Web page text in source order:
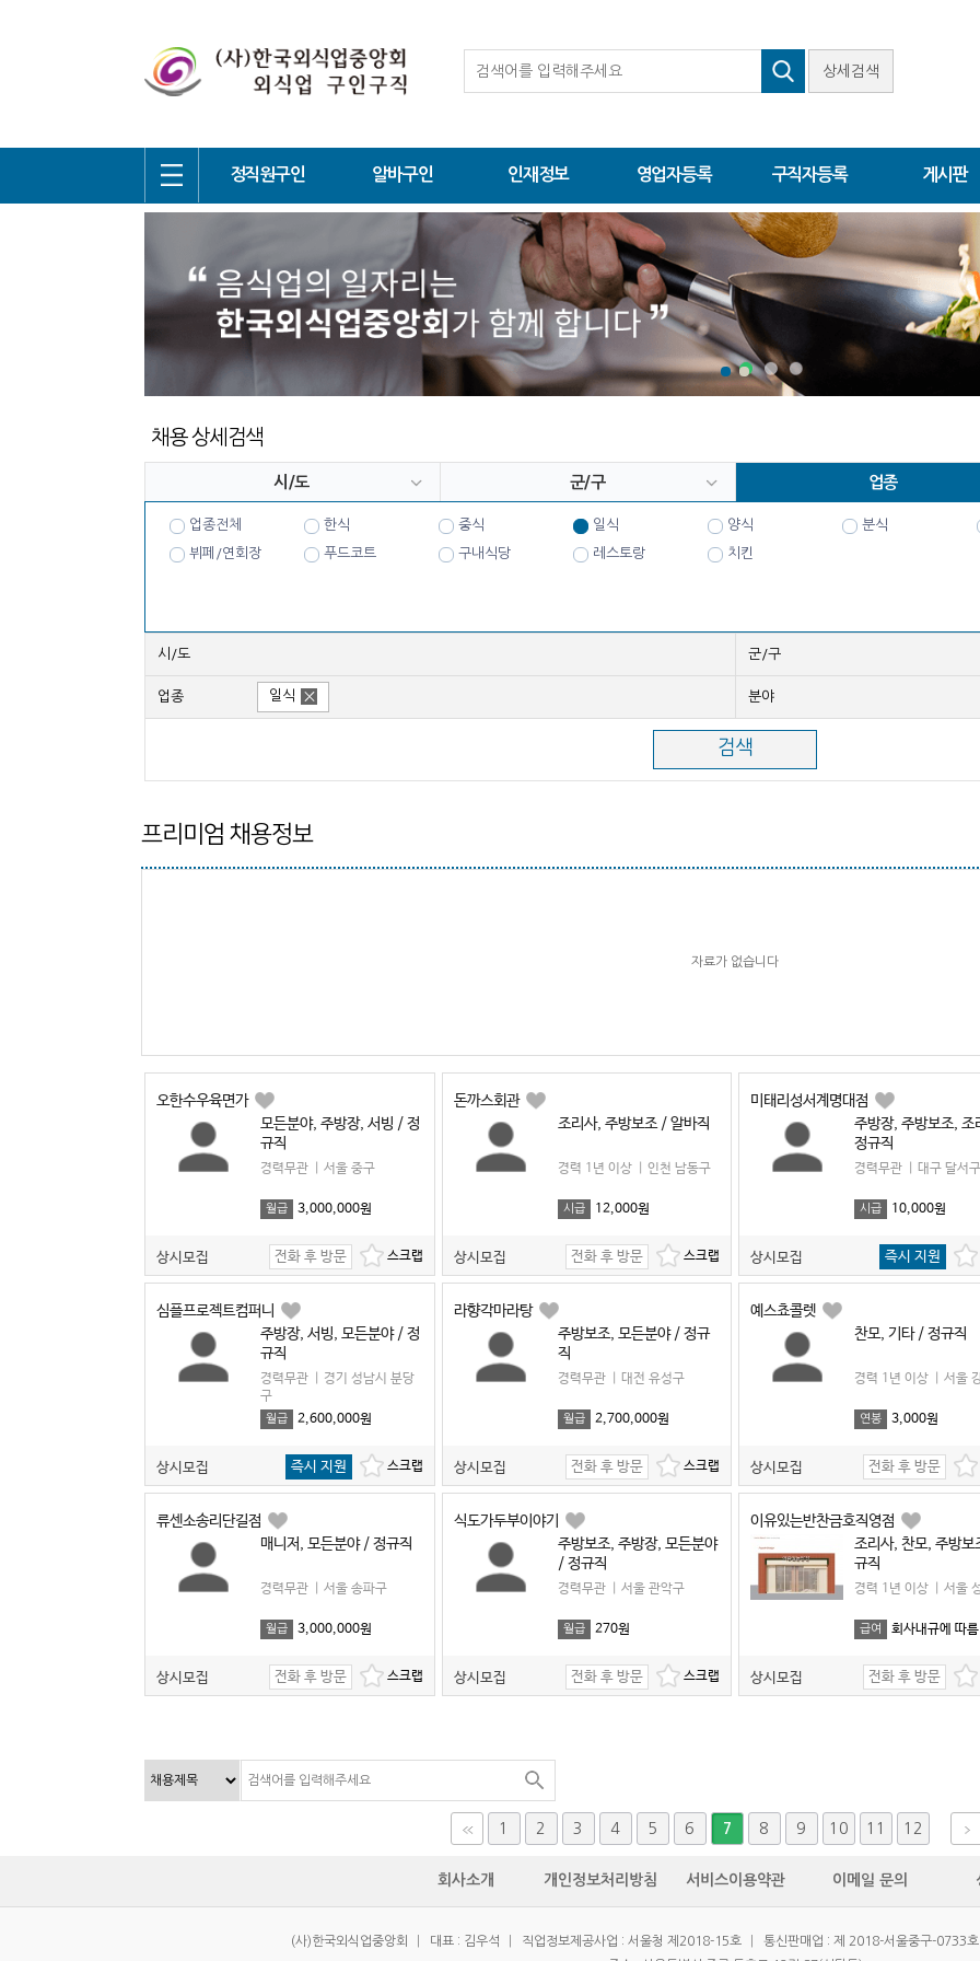
상세검색
정직원구인 알바구인 인재정보 영업자등록 구직자등록 게시판
채용 상세검색
시/도 군/구 업종
업종전체 한식 중식 일식 양식 분식
뷔페/연회장
푸드코트 구내식당 레스토랑 치킨
시/도 군/구
업종 일식 분야
프리미엄 채용정보
자료가 없습니다
오한수우육면가
모든분야, 주방장, 서빙 / 정
규직
경력무관 서울 중구
월급 3,000,000원
상시모집 전화 후 방문
돈까스회관
조리사, 주방보조 / 알바직
경력 1년 이상 인천 남동구
시급 12,000원
상시모집 전화 후 방문
미태리성서계명대점
주방장, 주방보조, 조
정규직
경력무관 대구 달서구
시급 10,000원
상시모집 즉시 지원
심플프로젝트컴퍼니
주방장, 서빙, 모든분야 / 정
규직
경력무관
경기 성남시 분당
구
월급 2,600,000원
상시모집 즉시 지원
라향각마라탕
주방보조, 모든분야 / 정규
직
경력무관 대전 유성구
월급 2,700,000원
상시모집 전화 후 방문
예스쵸콜렛
찬모, 기타 / 정규직
경력 1년 이상 서울
연봉 3,000원
상시모집 전화 후 방문
류센소송리단길점
매니저, 모든분야 / 정규직
경력무관 서울 송파구
월급 3,000,000원
상시모집 전화 후 방문
식도가두부이야기
주방보조, 주방장, 모든분야
/ 정규직
경력무관 서울 관악구
월급 270원
상시모집 전화 후 방문
이유있는반찬금호직영점
조리사, 찬모, 주방보
규직
경력 1년 이상 서울
급여 회사내규에 따름
상시모집 전화 후 방문
1 2 3 4 5 6 7 8 9 10 11 12
회사소개 개인정보처리방침 서비스이용약관 이메일 문의
(사)한국외식업중앙회 대표 : 김우석 직업정보제공사업 : 서울청 제2018-15호 통신판매업 : 제 2018-서울중구-0733호